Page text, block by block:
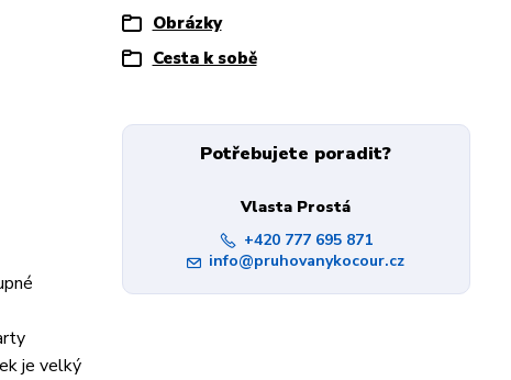
je velký
Obrázky
Cesta k sobě
Potřebujete poradit?
Vlasta Prostá
+420 777 695 871
info@pruhovanykocour.cz